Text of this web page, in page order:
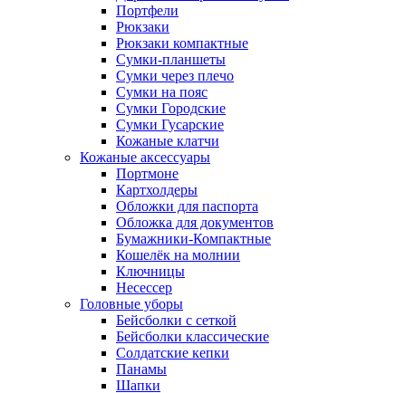
Портфели
Рюкзаки
Рюкзаки компактные
Сумки-планшеты
Сумки через плечо
Сумки на пояс
Сумки Городские
Сумки Гусарские
Кожаные клатчи
Кожаные аксессуары
Портмоне
Картхолдеры
Обложки для паспорта
Обложка для документов
Бумажники-Компактные
Кошелёк на молнии
Ключницы
Несессер
Головные уборы
Бейсболки с сеткой
Бейсболки классические
Солдатские кепки
Панамы
Шапки